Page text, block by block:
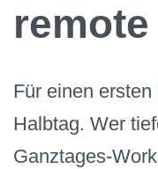
remote
Für einen
Halbtag. Wer
Ganztages-